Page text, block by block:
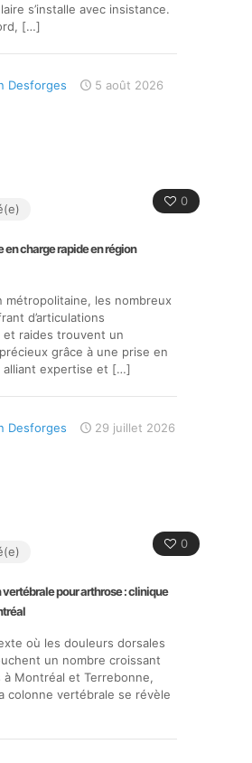
s’installe avec insistance.
[…]
Desforges 5 août 2026
0
en charge rapide en région
métropolitaine, les nombreux
d’articulations
et raides trouvent un
grâce à une prise en
alliant expertise et […]
Desforges 29 juillet 2026
0
pour arthrose : clinique
où les douleurs dorsales
un nombre croissant
Montréal et Terrebonne,
colonne vertébrale se révèle